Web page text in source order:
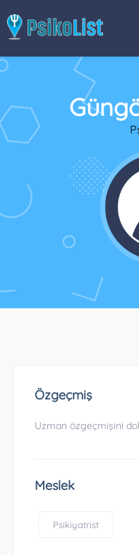
Özgeçmiş
Uzman özgeçmişini
Meslek
Psikiyatrist